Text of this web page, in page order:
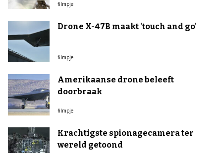
filmpje
Drone X-47B maakt 'touch and go'
filmpje
Amerikaanse drone beleeft
doorbraak
filmpje
Krachtigste spionagecamera ter
wereld getoond